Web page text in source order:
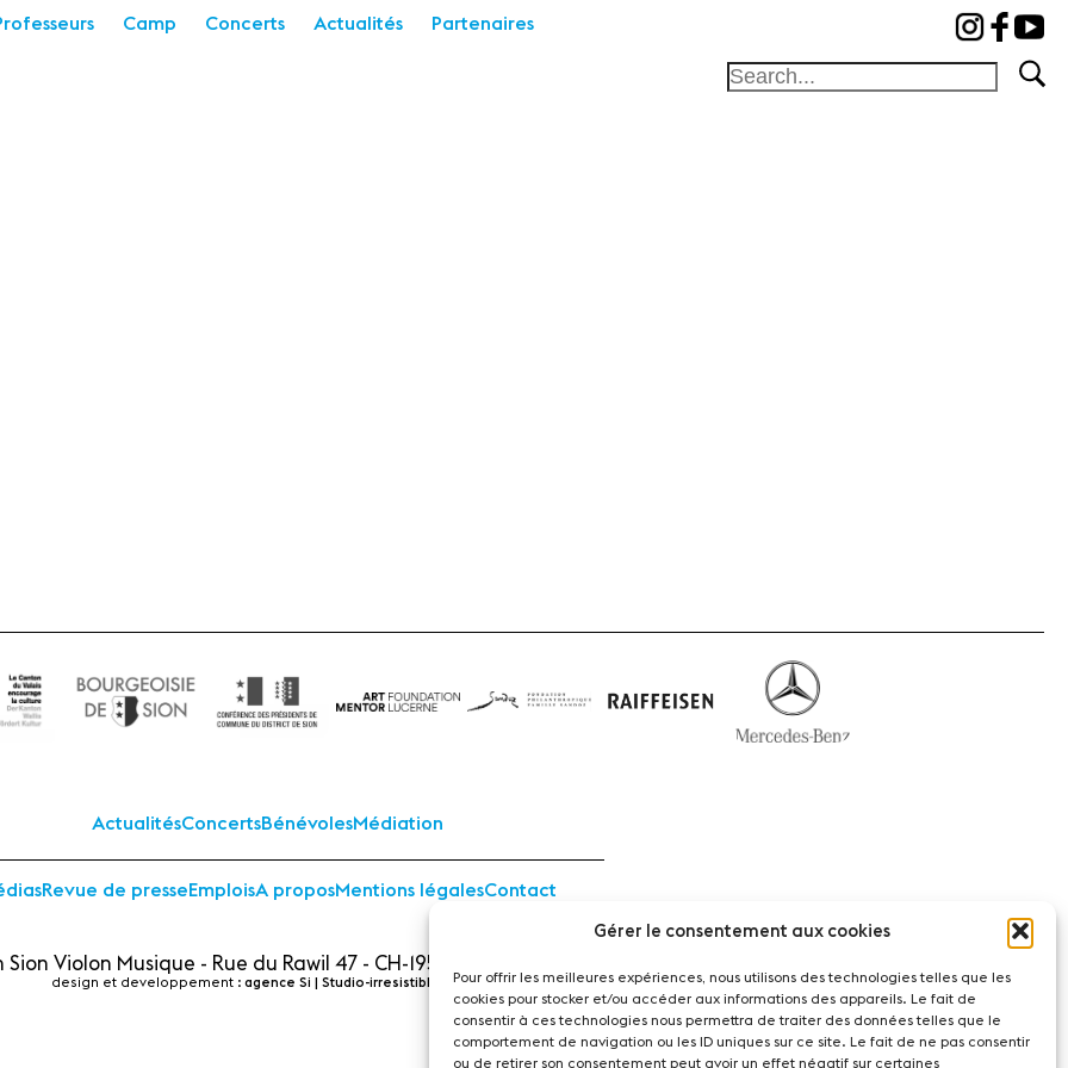
Gérer le consentement aux cookies
Pour offrir les meilleures expériences, nous utilisons des technologies telles que les
cookies pour stocker et/ou accéder aux informations des appareils. Le fait de
consentir à ces technologies nous permettra de traiter des données telles que le
comportement de navigation ou les ID uniques sur ce site. Le fait de ne pas consentir
ou de retirer son consentement peut avoir un effet négatif sur certaines
Camp Concerts Actualités Partenaires
ActualitésConcertsBénévolesMédiation
Revue de presseEmploisA proposMentions légalesContact
Sion Violon Musique - Rue du Rawil 47 - CH-1950 Sion - Switzerland
design et developpement : agence Si | Studio-irresistible - Paris